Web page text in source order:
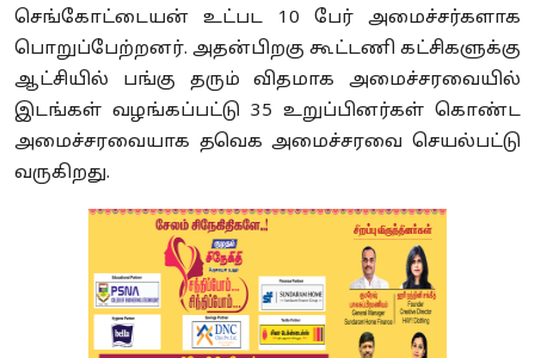
செங்கோட்டையன் உட்பட 10 பேர் அமைச்சர்களாக
பொறுப்பேற்றனர். அதன்பிறகு கூட்டணி கட்சிகளுக்கு
ஆட்சியில் பங்கு தரும் விதமாக அமைச்சரவையில்
இடங்கள் வழங்கப்பட்டு 35 உறுப்பினர்கள் கொண்ட
அமைச்சரவையாக தவெக அமைச்சரவை செயல்பட்டு
வருகிறது.